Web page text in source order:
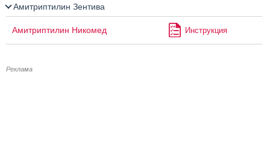
Амитриптилин Зентива
Амитриптилин Никомед Инструкция
Реклама